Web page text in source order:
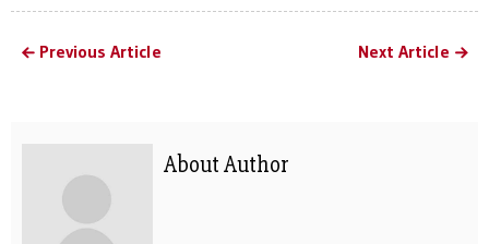
Previous Article Next Article
About Author